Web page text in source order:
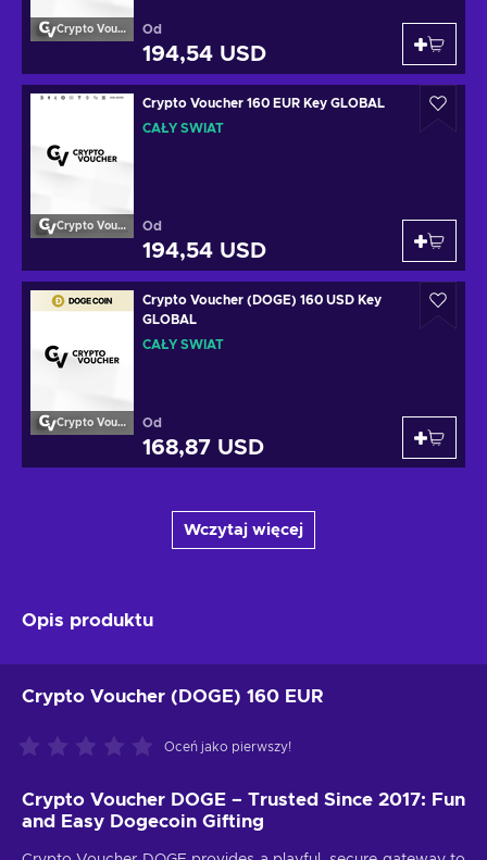
Crypto Voucher Od
194,54 USD
Crypto Voucher
Crypto Voucher 160 EUR Key GLOBAL
CAŁY ŚWIAT
Od
194,54 USD
Crypto Voucher
Crypto Voucher (DOGE) 160 USD Key
GLOBAL
CAŁY ŚWIAT
Od
168,87 USD
Wczytaj więcej
Opis produktu
Crypto Voucher (DOGE) 160 EUR
Oceń jako pierwszy!
Crypto Voucher DOGE – Trusted Since 2017: Fun
and Easy Dogecoin Gifting